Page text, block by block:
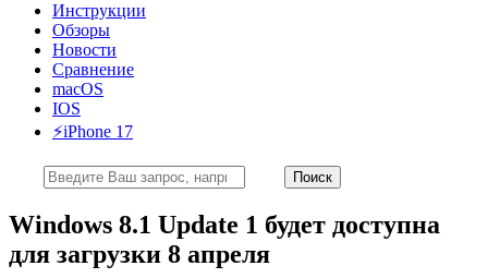
Инструкции
Обзоры
Новости
Сравнение
macOS
IOS
⚡️iPhone 17
Windows 8.1 Update 1 будет доступна
для загрузки 8 апреля